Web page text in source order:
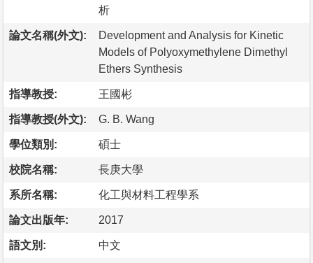
析
論文名稱(外文):
Development and Analysis for Kinetic
Models of Polyoxymethylene Dimethyl
Ethers Synthesis
指導教授: 王國彬
指導教授(外文): G. B. Wang
學位類別: 碩士
校院名稱: 長庚大學
系所名稱: 化工與材料工程學系
論文出版年: 2017
語文別: 中文